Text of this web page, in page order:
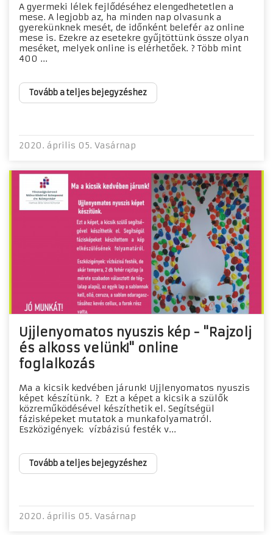
​A gyermeki lélek fejlődéséhez elengedhetetlen a
mese. A legjobb az, ha minden nap olvasunk a
gyerekünknek mesét, de időnként belefér az online
mese is. Ezekre az esetekre gyűjtöttünk össze olyan
meséket, melyek online is elérhetőek. ? Több mint
400 ...
Tovább a teljes bejegyzéshez
2020. április 05. Vasárnap
Ujjlenyomatos nyuszis kép - "Rajzolj
és alkoss velünk!" online
foglalkozás
Ma a kicsik kedvében járunk! Ujjlenyomatos nyuszis
képet készítünk. ? Ezt a képet a kicsik a szülők
közreműködésével készíthetik el. Segítségül
fázisképeket mutatok a munkafolyamatról.
Eszközigények: vízbázisú festék v...
Tovább a teljes bejegyzéshez
2020. április 05. Vasárnap